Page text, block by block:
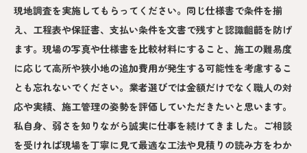
現地調査を実施してもらってください。同じ仕様書で条件を揃
え、工程表や保証書、支払い条件を文書で残すと認識齟齬を防げ
ます。現場の写真や仕様書を比較材料にすること、施工の難易度
に応じて高所や狭小地の追加費用が発生する可能性を考慮するこ
とも忘れないでください。業者選びでは金額だけでなく職人の対
応や実績、施工管理の姿勢を評価していただきたいと思います。
私自身、弱さを知りながら誠実に仕事を続けてきました。ご相談
を受ければ現場を丁寧に見て最適な工法や見積りの読み方をわか